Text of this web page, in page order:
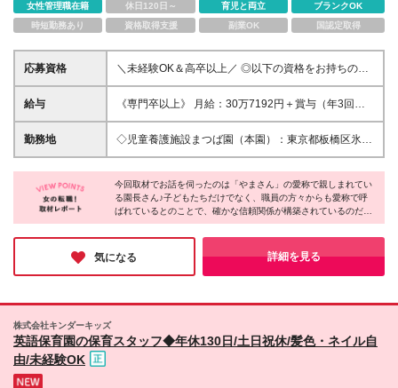
女性管理職在籍
休日120日～ 育児と両立
ブランクOK
時短勤務あり
資格取得支援 副業OK 国認定取得
応募資格
＼未経験OK＆高卒以上／ ◎以下の資格をお持ちの方
は歓迎します！ ┗児童指導員任用資格：大学(教育学
部/社会学部/社会福祉部/心理学部)卒 ┗保育士/教員免
士/言語聴覚士/公認心理士/認定心理士の資格取得者
給与
《専門卒以上》 月給：30万7192円＋賞与（年3回／
昨年実績4.7ヶ月分） ※上記には基本給+一律各種手当
が含まれます 《大卒以上》 月給：32万4336円＋賞与
その他の手当も充実◎／ ◇賞与(年2回/実績：4.7ヵ月
分) ※1年目職員実績：3.4ヵ月分 ◇住宅手当：10,000
円 ◇扶養手当：配偶者/17,500円・子(1名)/8,000円 ◇
補助額上限：82,000円 ◇奨学金代理返済制度：月額
50000円、最大5年間利用可能、最大300万円 ◇処遇
勤務地
◇児童養護施設まつば園（本園）：東京都板橋区氷川
町27-2 ※実際の業務は本園から徒歩10分圏内にある
各グループホームとなります。 (変更の範囲)上記を除
く当社関連勤務地
今回取材でお話を伺ったのは「やまさん」の愛称で親しまれてい
る園長さん♪子どもたちだけでなく、職員の方々からも愛称で呼
ばれているとのことで、確かな信頼関係が構築されているのだと
感じました！元々現場でご活躍されていたという園長さんの経験
から職員の働きやすさにはとても力を入れているのだとか。そん
な松葉の園ならば、今後もより働きやすい環境に改善されていく
でしょう◎
気になる 詳細を見る
株式会社キンダーキッズ
英語保育園の保育スタッフ◆年休130日/土日祝休/髪色・ネイル自
由/未経験OK